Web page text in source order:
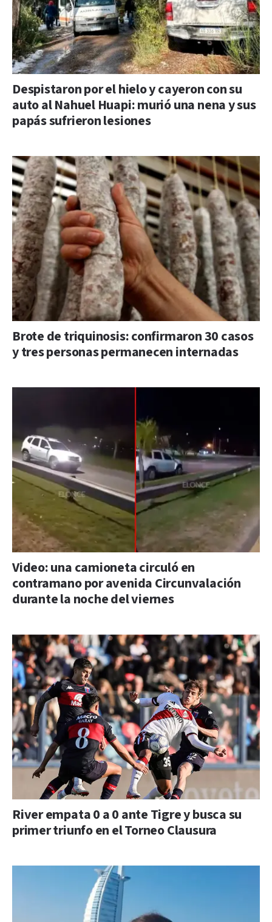
Despistaron por el hielo y cayeron con su
auto al Nahuel Huapi: murió una nena y sus
papás sufrieron lesiones
Brote de triquinosis: confirmaron 30 casos
y tres personas permanecen internadas
Video: una camioneta circuló en
contramano por avenida Circunvalación
durante la noche del viernes
River empata 0 a 0 ante Tigre y busca su
primer triunfo en el Torneo Clausura